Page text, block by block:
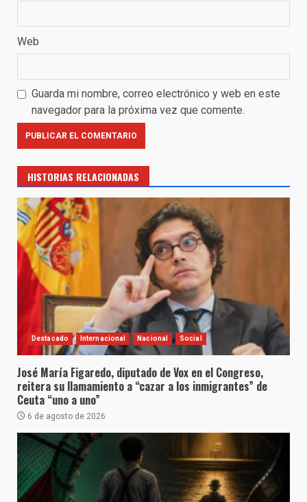
Web
Guarda mi nombre, correo electrónico y web en este
navegador para la próxima vez que comente.
HISTORIAS RELACIONADAS
Destacado Internacional Nacional Social
José María Figaredo, diputado de Vox en el Congreso,
reitera su llamamiento a “cazar a los inmigrantes” de
Ceuta “uno a uno”
6 de agosto de 2026